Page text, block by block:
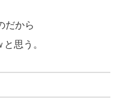
だから
思う。